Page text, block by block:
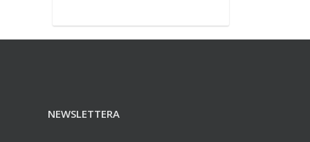
NEWSLETTERA